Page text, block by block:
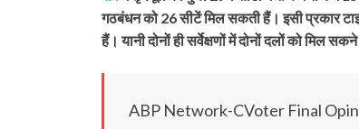
गठबंधन को 26 सीटें मिल सकती हैं। इसी प्रकार
हैं। यानी दोनों ही सर्वेक्षणों में दोनों दलों को मिल
ABP Network-CVoter Final